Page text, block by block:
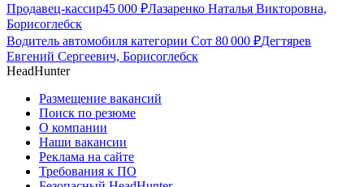
Продавец-кассир45 000 ₽Лазаренко Наталья Викторовна,
Борисоглебск
Водитель автомобиля категории Сот 80 000 ₽Дегтярев
Евгений Сергеевич, Борисоглебск
HeadHunter
Размещение вакансий
Поиск по резюме
О компании
Наши вакансии
Реклама на сайте
Требования к ПО